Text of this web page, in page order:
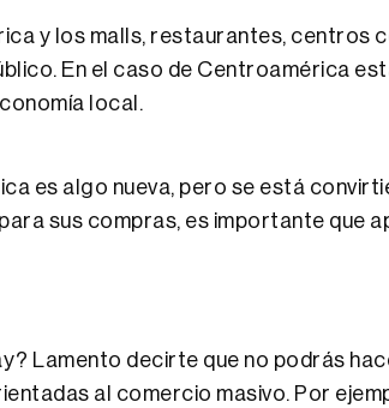
y los malls, restaurantes, centros
En el caso de Centroamérica
local.
es algo nueva, pero se está
sus compras, es importante que
Lamento decirte que no podrás
al comercio masivo. Por